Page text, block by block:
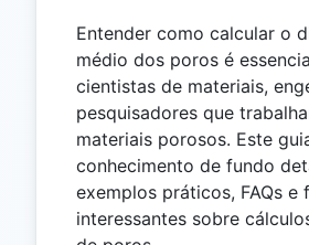
Entender como calcular o
médio dos poros é
cientistas de materiais,
pesquisadores que
materiais porosos. Este
conhecimento de fundo
exemplos práticos, FAQs e
interessantes sobre